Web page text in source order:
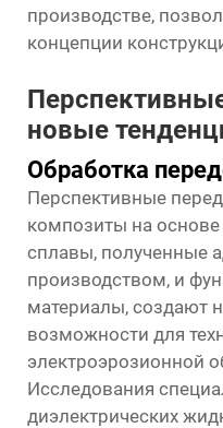
производстве,
концепции
новые
Обработка
Перспективные
композиты на
сплавы, полученные
производством, и
материалы, создают
возможности для
электроэрозионной
Исследования
диэлектрических